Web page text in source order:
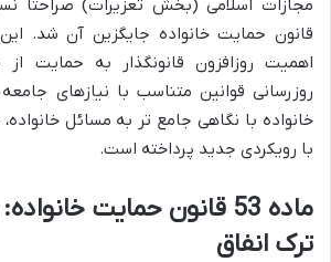
قانون حمایت خانواده جایگزین آن شد.
اهمیت روزافزون قانونگذار به حمایت
روزرسانی قوانین متناسب با نیازهای
خانواده با نگاهی جامع تر به مسائل
با رویکردی جدید پرداخته است.
ماده 53 قانون حمایت
ترک انفاق